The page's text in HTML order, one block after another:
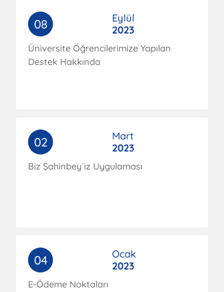
08
Eylül
2023
Üniversite Öğrencilerimize Yapılan
Destek Hakkında
02
Mart
2023
Biz Şahinbey´iz Uygulaması
04
Ocak
2023
E-Ödeme Noktaları